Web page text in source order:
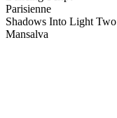
Parisienne
Shadows Into Light Two
Mansalva